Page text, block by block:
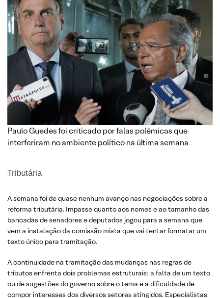
Paulo Guedes foi criticado por falas polêmicas que
interferiram no ambiente político na última semana
Tributária
A semana foi de quase nenhum avanço nas negociações sobre a
reforma tributária. Impasse quanto aos nomes e ao tamanho das
bancadas de senadores e deputados jogou para a semana que
vem a instalação da comissão mista que vai tentar formatar um
texto único para tramitação.
A continuidade na tramitação das mudanças nas regras de
tributos enfrenta dois problemas estruturais: a falta de um texto
ou de sugestões do governo sobre o tema e a dificuldade de
compor interesses dos diversos setores atingidos. Especialistas